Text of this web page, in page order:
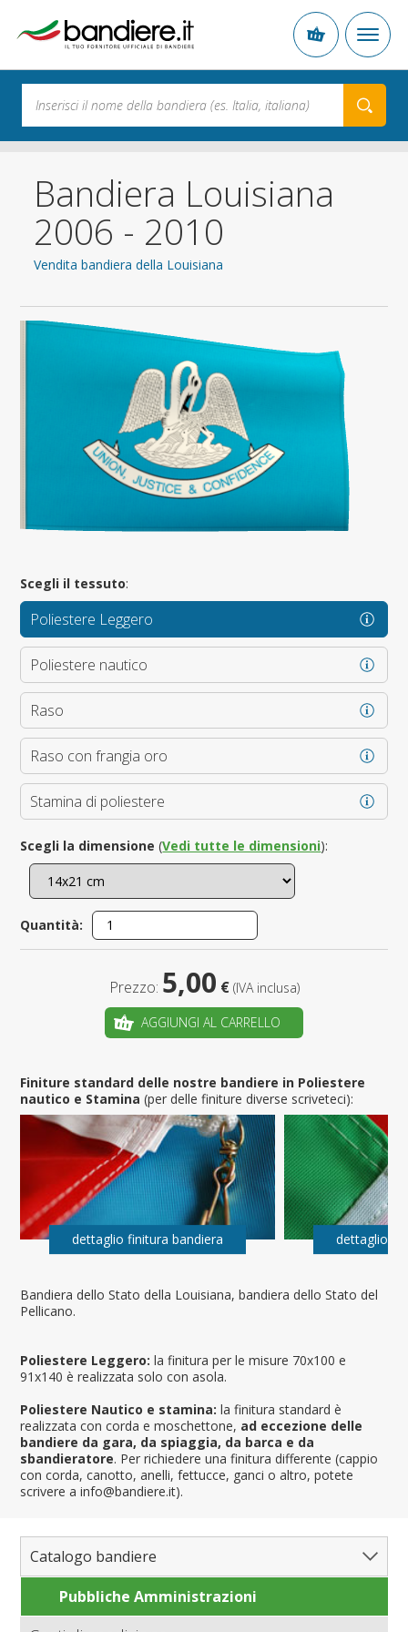
Bandiera Louisiana
2006 - 2010
Vendita bandiera della Louisiana
Bandiera dello Stato della Louisiana, bandiera dello Stato del
Pellicano.
Poliestere Leggero: la finitura per le misure 70x100 e
91x140 è realizzata solo con asola.
Poliestere Nautico e stamina: la finitura standard è
realizzata con corda e moschettone, ad eccezione delle
bandiere da gara, da spiaggia, da barca e da
sbandieratore. Per richiedere una finitura differente (cappio
con corda, canotto, anelli, fettucce, ganci o altro, potete
scrivere a info@bandiere.it).
Scegli il tessuto:
Poliestere Leggero
Poliestere nautico
Raso
Raso con frangia oro
Stamina di poliestere
Scegli la dimensione (Vedi tutte le dimensioni):
Quantità:
Prezzo: 5,00 € (IVA inclusa)
AGGIUNGI AL CARRELLO
Finiture standard delle nostre bandiere in Poliestere
nautico e Stamina(per delle finiture diverse scriveteci):
dettaglio finitura bandiera dettaglio
Catalogo bandiere
Bandiere del Mondo
Pubbliche Amministrazioni